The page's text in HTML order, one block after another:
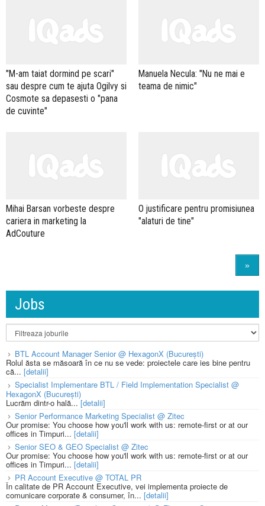
"M-am taiat dormind pe scari"
sau despre cum te ajuta Ogilvy si
Cosmote sa depasesti o "pana
de cuvinte"
Manuela Necula: "Nu ne mai e
teama de nimic"
Mihai Barsan vorbeste despre
cariera in marketing la
AdCouture
O justificare pentru promisiunea
"alaturi de tine"
»
Jobs
BTL Account Manager Senior @ HexagonX (București)
Rolul ăsta se măsoară în ce nu se vede: proiectele care ies bine pentru
că... [detalii]
Specialist Implementare BTL / Field Implementation Specialist @
HexagonX (București)
Lucrăm dintr-o hală...[detalii]
Senior Performance Marketing Specialist @ Zitec
Our promise: You choose how you'll work with us: remote-first or at our
offices in Timpuri... [detalii]
Senior SEO & GEO Specialist @ Zitec
Our promise: You choose how you'll work with us: remote-first or at our
offices in Timpuri... [detalii]
PR Account Executive @ TOTAL PR
În calitate de PR Account Executive, vei implementa proiecte de
comunicare corporate & consumer, în... [detalii]